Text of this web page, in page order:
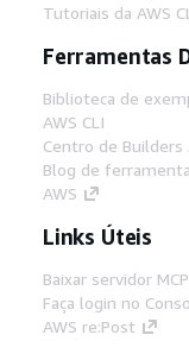
Tutoriais da AWS
Ferramentas
Biblioteca de
AWS CLI
Centro de Builders
Blog de
AWS
Links Úteis
Baixar servidor
Faça login no
AWS re:Post